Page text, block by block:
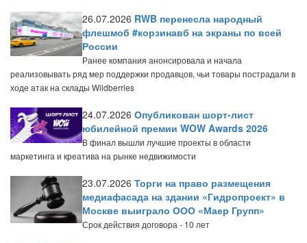
26.07.2026 RWB перенесла народный
флешмоб #корзинавб на экраны по всей
России
Ранее компания анонсировала и начала
реализовывать ряд мер поддержки продавцов, чьи товары пострадали в
ходе атак на склады Wildberries
24.07.2026 Опубликован шорт-лист
юбилейной премии WOW Awards 2026
В финал вышли лучшие проекты в области
маркетинга и креатива на рынке недвижимости
23.07.2026 Торги на право размещения
медиафасада на здании «Гидропроект» в
Москве выиграло ООО «Маер Групп»
Срок действия договора - 10 лет